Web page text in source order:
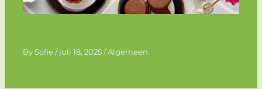
BySofie/ juli 18, 2025/Algemeen